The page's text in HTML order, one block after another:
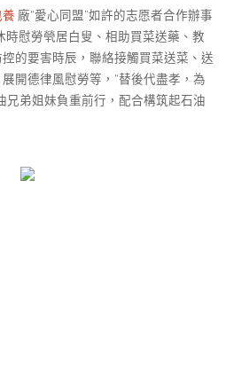
廠“愛心同盟”如許的志愿者合作辦事
慰勞煢居白叟、相助買菜送藥、教
的要害時辰，聯絡接觸買菜送菜、送
開德律風慰勞等，“替後代盡孝，為
兄弟姐妹負重前行，配合構筑起石油